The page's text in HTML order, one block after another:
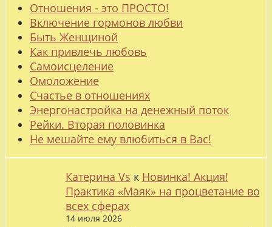
Отношения - это ПРОСТО!
Включение гормонов любви
Быть Женщиной
Как привлечь любовь
Самоисцеление
Омоложение
Счастье в отношениях
Энергонастройка на денежный поток
Рейки. Вторая половинка
Не мешайте ему влюбиться в Вас!
Катерина Vs к Новинка! Акция!
Практика «Маяк» на процветание во
всех сферах
14 июля 2026